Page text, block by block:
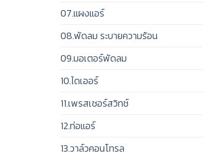
07.แผงแอร์
08.พัดลม ระบายความร้อน
09.มอเตอร์พัดลม
10.ไดเออร์
11.เพรสเชอร์สวิทช์
12.ท่อแอร์
13.วาล์วคอนโทรล